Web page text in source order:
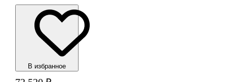
В избранноe